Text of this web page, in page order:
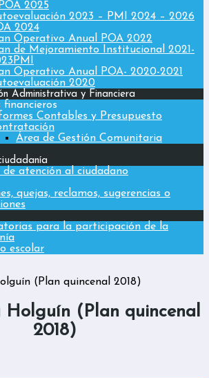
2025
2023 – PMI 2024 – 2026
2024
Operativo Anual POA 2022
de Mejoramiento Institucional 2021-
Operativo Anual POA- 2020-2021
2020
Administrativa y Financiera
financieros
Contables y Presupuesto
Área de Gestión Comunitaria
de atención al ciudadano
quejas, reclamos, sugerencias o
para la participación de la
escolar
(Plan quincenal 2018)
(Plan quincenal
2018)